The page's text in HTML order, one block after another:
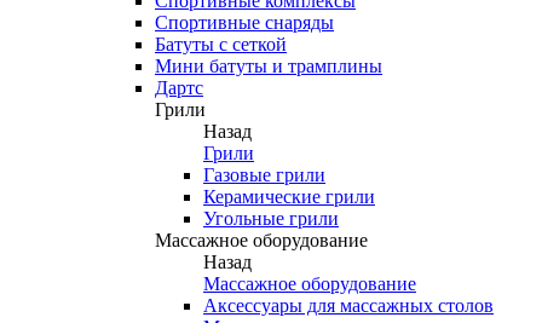
Спортивные снаряды
Батуты с сеткой
Мини батуты и трамплины
Дартс
Грили
Назад
Грили
Газовые грили
Керамические грили
Угольные грили
Массажное оборудование
Назад
Массажное оборудование
Аксессуары для массажных столов